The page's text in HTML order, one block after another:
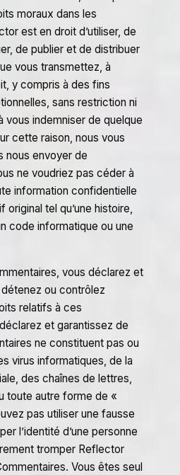
moraux dans les
est en droit d’utiliser, de
de publier et de distribuer
vous transmettez, à
y compris à des fins
sans restriction ni
vous indemniser de quelque
cette raison, nous vous
nous envoyer de
ne voudriez pas céder à
information confidentielle
tel qu’une histoire,
code informatique ou une
vous déclarez et
ou contrôlez
relatifs à ces
et garantissez de
ne constituent pas ou
virus informatiques, de la
des chaînes de lettres,
toute autre forme de «
pas utiliser une fausse
l’identité d’une personne
tromper Reflector
Vous êtes seul